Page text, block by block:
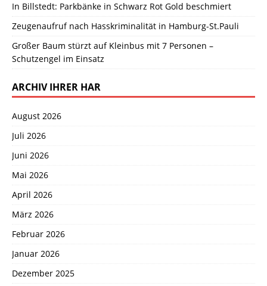
In Billstedt: Parkbänke in Schwarz Rot Gold beschmiert
Zeugenaufruf nach Hasskriminalität in Hamburg-St.Pauli
Großer Baum stürzt auf Kleinbus mit 7 Personen –
Schutzengel im Einsatz
ARCHIV IHRER HAR
August 2026
Juli 2026
Juni 2026
Mai 2026
April 2026
März 2026
Februar 2026
Januar 2026
Dezember 2025